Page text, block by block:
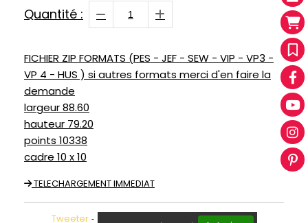
Quantité :
FICHIER ZIP FORMATS (PES - JEF - SEW - VIP - VP3 -
VP 4 - HUS ) si autres formats merci d'en faire la
demande
largeur 88.60
hauteur 79.20
points 10338
cadre 10 x 10
TELECHARGEMENT IMMEDIAT
Tweeter